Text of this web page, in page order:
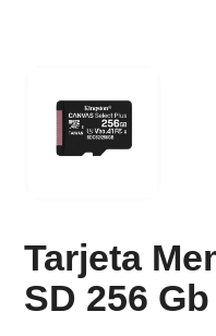
Tarjeta
SD 256 Gb